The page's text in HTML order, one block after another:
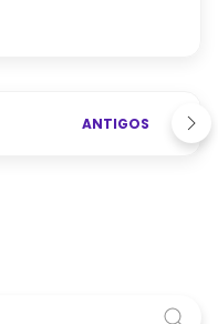
ANTIGOS